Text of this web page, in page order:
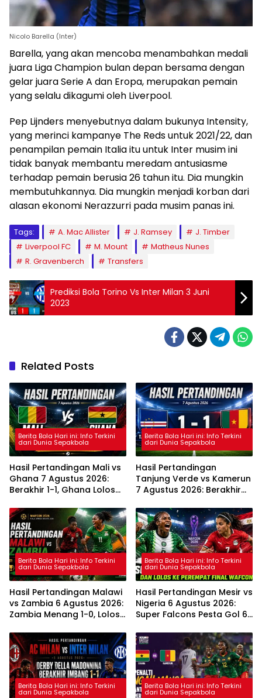
Nicolo Barella (Inter)
Barella, yang akan mencoba menambahkan medali
juara Liga Champion bulan depan bersama dengan
gelar juara Serie A dan Eropa, merupakan pemain
yang selalu dikagumi oleh Liverpool.
Pep Lijnders menyebutnya dalam bukunya Intensity,
yang merinci kampanye The Reds untuk 2021/22, dan
penampilan pemain Italia itu untuk Inter musim ini
tidak banyak membantu meredam antusiasme
terhadap pemain berusia 26 tahun itu. Dia mungkin
membutuhkannya. Dia mungkin menjadi korban dari
alasan ekonomi Nerazzurri pada musim panas ini.
Tags: A. Mac Allister J. Ramsey
J. Timber
Liverpool FC
M. Mount
Matheus Nunes
R. Gravenberch
Transfers
Prediksi Bola Torino Vs Inter Milan 3 Juni
2023
Related Posts
Berita Bola Hari ini: Info Terkini
dari Dunia Sepakbola
Hasil Pertandingan Mali vs
Ghana 7 Agustus 2026:
Berakhir 1-1, Ghana Lolos
Berita Bola Hari ini: Info Terkini
dari Dunia Sepakbola
Hasil Pertandingan
Tanjung Verde vs Kamerun
7 Agustus 2026: Berakhir
Berita Bola Hari ini: Info Terkini
dari Dunia Sepakbola
Hasil Pertandingan Malawi
vs Zambia 6 Agustus 2026:
Zambia Menang 1-0, Lolos
2026
Berita Bola Hari ini: Info Terkini
dari Dunia Sepakbola
Hasil Pertandingan Mesir vs
Nigeria 6 Agustus 2026:
Super Falcons Pesta Gol 6-
Final WAFCON
Berita Bola Hari ini: Info Terkini
dari Dunia Sepakbola
Berita Bola Hari ini: Info Terkini
dari Dunia Sepakbola